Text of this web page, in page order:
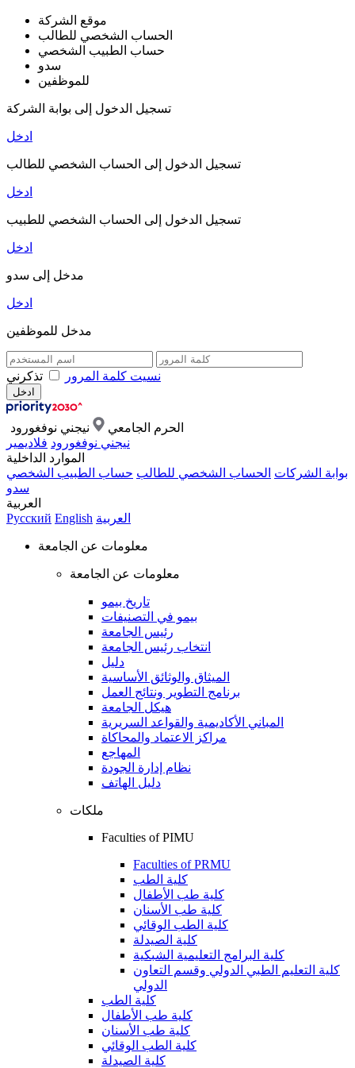
موقع الشركة
الحساب الشخصي للطالب
حساب الطبيب الشخصي
سدو
للموظفين
تسجيل الدخول إلى بوابة الشركة
ادخل
تسجيل الدخول إلى الحساب الشخصي للطالب
ادخل
تسجيل الدخول إلى الحساب الشخصي للطبيب
ادخل
مدخل إلى سدو
ادخل
مدخل للموظفين
نسيت كلمة المرور تذكرني
الحرم الجامعي
نيجني نوفغورود
نيجني نوفغورود فلاديمير
الموارد الداخلية
بوابة الشركات الحساب الشخصي للطالب حساب الطبيب الشخصي
سدو
العربية
Русский English العربية
معلومات عن الجامعة
معلومات عن الجامعة
تاريخ بيمو
بيمو في التصنيفات
رئيس الجامعة
انتخاب رئيس الجامعة
دليل
الميثاق والوثائق الأساسية
برنامج التطوير ونتائج العمل
هيكل الجامعة
المباني الأكاديمية والقواعد السريرية
مراكز الاعتماد والمحاكاة
المهاجع
نظام إدارة الجودة
دليل الهاتف
ملكات
Faculties of PIMU
Faculties of PRMU
كلية الطب
كلية طب الأطفال
كلية طب الأسنان
كلية الطب الوقائي
كلية الصيدلة
كلية البرامج التعليمية الشبكية
كلية التعليم الطبي الدولي وقسم التعاون
الدولي
كلية الطب
كلية طب الأطفال
كلية طب الأسنان
كلية الطب الوقائي
كلية الصيدلة